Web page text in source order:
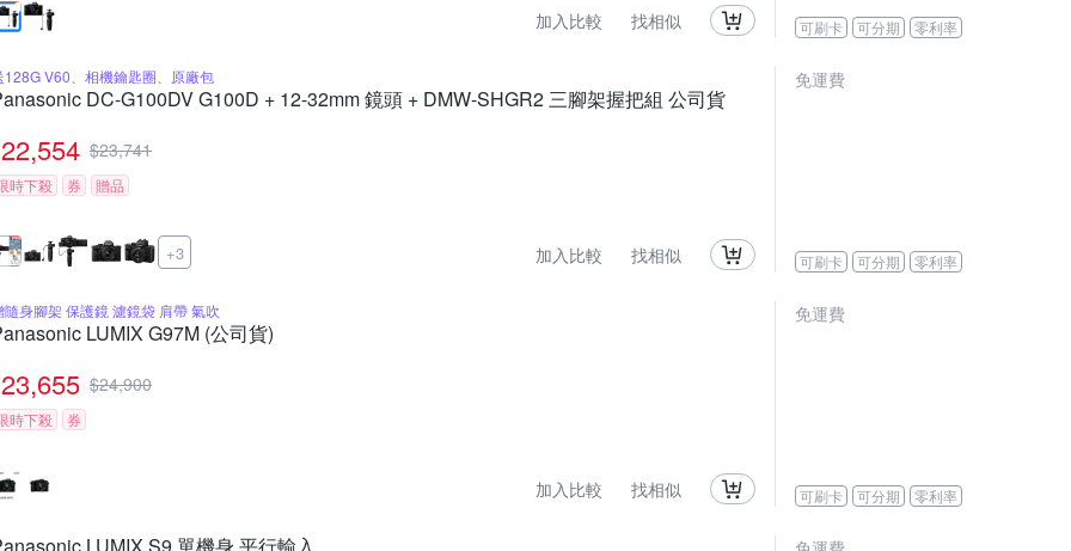
加入比較 找相似 可刷卡 可分期 零利率
128G V60、相機鑰匙圈、原廠包
DC-G100DV G100D + 12-32mm 鏡頭 + DMW-SHGR2 三腳架握把組 公司貨
22,554 $23,741
時下殺 券 贈品
+3 加入比較 找相似
免運費
可刷卡 可分期 零利率
隨身腳架 保護鏡 濾鏡袋 肩帶 氣吹
LUMIX G97M (公司貨)
23,655 $24,900
時下殺 券
加入比較 找相似
免運費
可刷卡 可分期 零利率